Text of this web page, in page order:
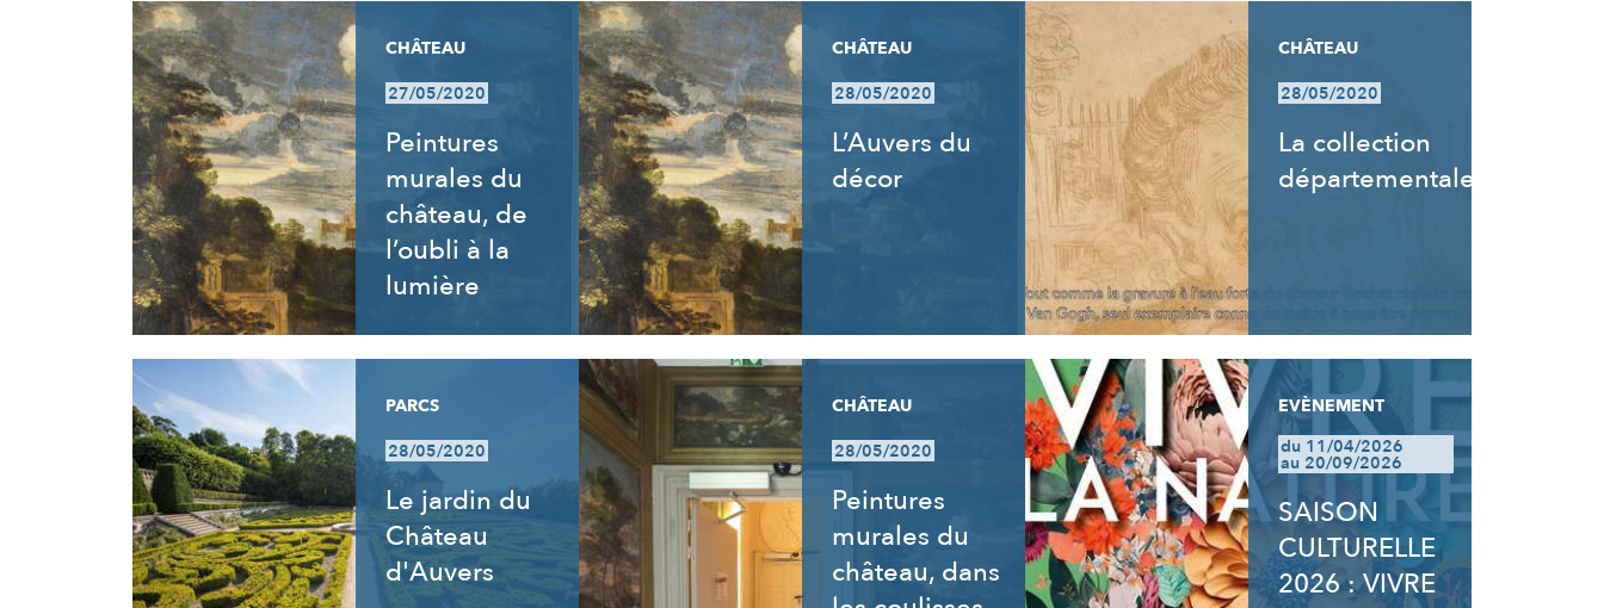
CHÂTEAU
27/05/2020
Peintures
murales du
château, de
l’oubli à la
lumière
CHÂTEAU
28/05/2020
L’Auvers du
décor
CHÂTEAU
28/05/2020
La collection
départementale
PARCS
28/05/2020
Le jardin du
Château
d'Auvers
CHÂTEAU
28/05/2020
Peintures
murales du
château, dans
EVÈNEMENT
du 11/04/2026
au 20/09/2026
SAISON
CULTURELLE
2026 : VIVRE